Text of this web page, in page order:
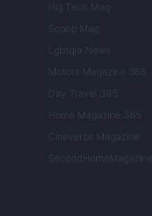
Hig Tech Mag
Scoop Mag
Lgbtqia News
Motors Magazine 365
Day Travel 365
Home Magazine 365
Cineverse Magazine
SecondHomeMagazine